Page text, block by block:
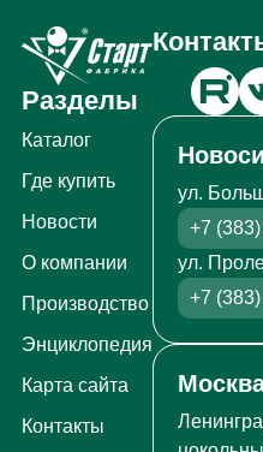
Разделы
Каталог
Где купить
Новости
О компании
Производство
Энциклопедия
Карта сайта
Контакты
ул.
+7
ул.
+7